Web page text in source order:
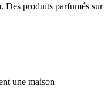
Des produits parfumés sur
une maison